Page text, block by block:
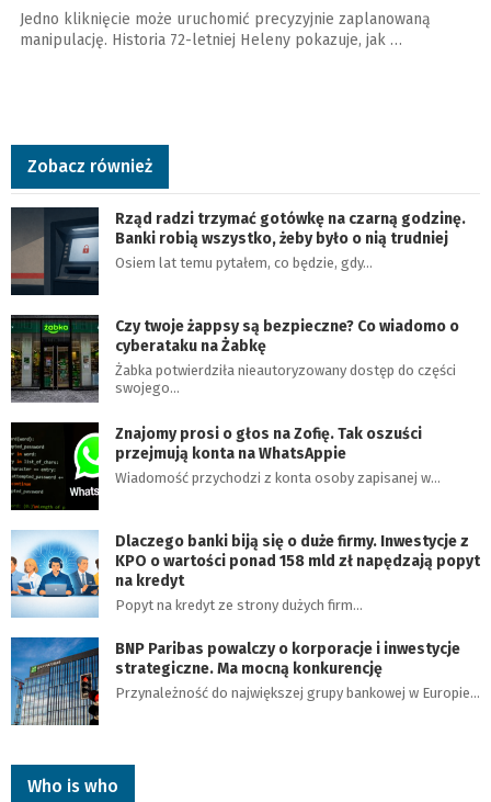
Jedno kliknięcie może uruchomić precyzyjnie zaplanowaną
manipulację. Historia 72-letniej Heleny pokazuje, jak …
Zobacz również
Rząd radzi trzymać gotówkę na czarną godzinę.
Banki robią wszystko, żeby było o nią trudniej
Osiem lat temu pytałem, co będzie, gdy…
Czy twoje żappsy są bezpieczne? Co wiadomo o
cyberataku na Żabkę
Żabka potwierdziła nieautoryzowany dostęp do części
swojego…
Znajomy prosi o głos na Zofię. Tak oszuści
przejmują konta na WhatsAppie
Wiadomość przychodzi z konta osoby zapisanej w…
Dlaczego banki biją się o duże firmy. Inwestycje z
KPO o wartości ponad 158 mld zł napędzają popyt
na kredyt
Popyt na kredyt ze strony dużych firm…
BNP Paribas powalczy o korporacje i inwestycje
strategiczne. Ma mocną konkurencję
Przynależność do największej grupy bankowej w Europie…
Who is who